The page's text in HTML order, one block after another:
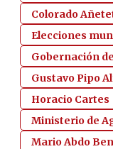
Colorado
Elecciones
Gobernación
Gustavo Pipo
Horacio Cartes
Ministerio de
Mario Abdo